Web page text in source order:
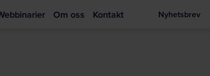
Om oss Kontakt Nyhetsbrev